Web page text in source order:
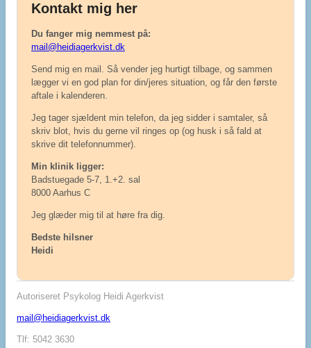
Kontakt mig her
Du fanger mig nemmest på:
mail@heidiagerkvist.dk
Send mig en mail. Så vender jeg hurtigt tilbage, og sammen
lægger vi en god plan for din/jeres situation, og får den første
aftale i kalenderen.
Jeg tager sjældent min telefon, da jeg sidder i samtaler, så
skriv blot, hvis du gerne vil ringes op (og husk i så fald at
skrive dit telefonnummer).
Min klinik ligger:
Badstuegade 5-7, 1.+2. sal
8000 Aarhus C
Jeg glæder mig til at høre fra dig.
Bedste hilsner
Heidi
Autoriseret Psykolog Heidi Agerkvist
mail@heidiagerkvist.dk
Tlf: 5042 3630